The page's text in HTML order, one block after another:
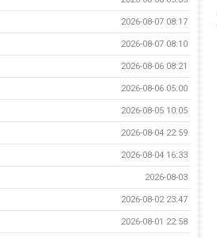
2026-08-07 08:17
2026-08-07 08:10
2026-08-06 08:21
2026-08-06 05:00
2026-08-05 10:05
2026-08-04 22:59
2026-08-04 16:33
2026-08-03
2026-08-02 23:47
2026-08-01 22:58